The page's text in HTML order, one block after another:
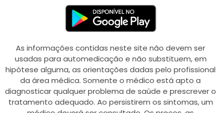
As informações contidas neste site não devem ser
usadas para automedicação e não substituem, em
hipótese alguma, as orientações dadas pelo profissional
da área médica. Somente o médico está apto a
diagnosticar qualquer problema de saúde e prescrever o
tratamento adequado. Ao persistirem os sintomas, um